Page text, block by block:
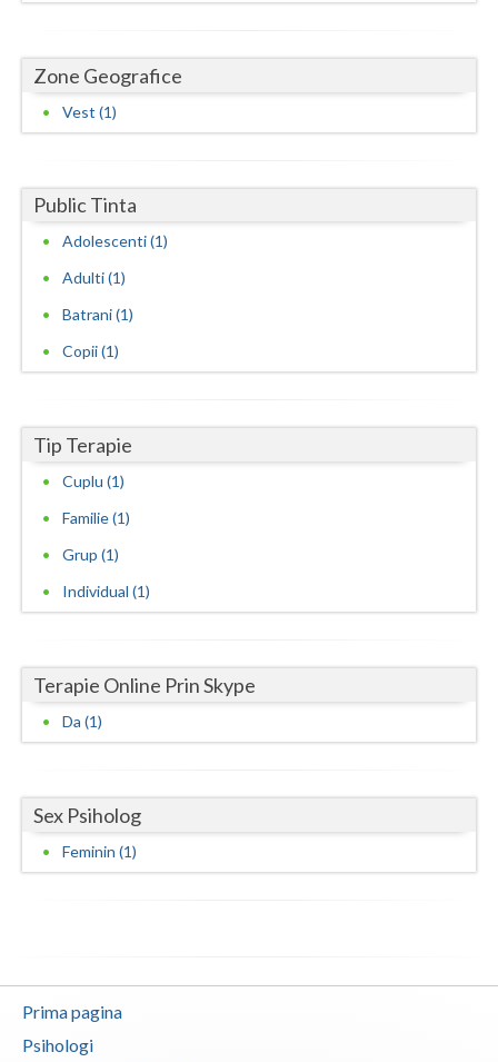
Maramures
Mehedinti
Neamt
Sibiu
Suceava
Teleorman
Timis
Tulcea
Vaslui
Vrancea
Zone Geografice
Vest (1)
Public Tinta
Adolescenti (1)
Adulti (1)
Batrani (1)
Copii (1)
Tip Terapie
Cuplu (1)
Familie (1)
Grup (1)
Individual (1)
Terapie Online Prin Skype
Da (1)
Sex Psiholog
Feminin (1)
Prima pagina
Psihologi